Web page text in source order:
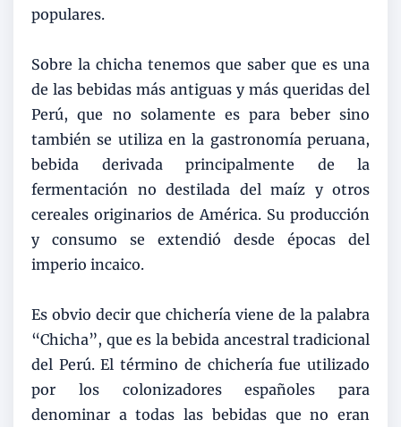
populares.
Sobre la chicha tenemos que saber que es una
de las bebidas más antiguas y más queridas del
Perú, que no solamente es para beber sino
también se utiliza en la gastronomía peruana,
bebida derivada principalmente de la
fermentación no destilada del maíz y otros
cereales originarios de América. Su producción
y consumo se extendió desde épocas del
imperio incaico.
Es obvio decir que chichería viene de la palabra
“Chicha”, que es la bebida ancestral tradicional
del Perú. El término de chichería fue utilizado
por los colonizadores españoles para
denominar a todas las bebidas que no eran